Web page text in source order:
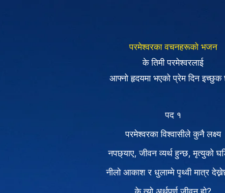
परमेश्‍वरका वचनहरूको भजन
के तिमी परमेश्‍वरलाई
आफ्नो हृदयमा भएको प्रेम दिन इच्छुक
पद १
परमेश्‍वरका विश्‍वासीले कुनै लक्ष्य
नपछ्याए, जीवन व्यर्थ हुन्छ, मृत्युको
नीलो आकाश र धुलाम्मे पृथ्वी मात्र